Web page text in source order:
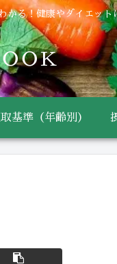
かる！健康やダイエット
ＯＫ
基準（年齢別）